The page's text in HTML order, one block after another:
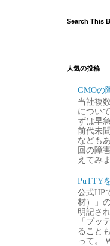
Search This
人気の投稿
GMOの
当社複
につい
ずは早
前代未
なども
回の障
えてみ
PuTTY
公式HP
材）」
明記さ
「プッ
ること
って。